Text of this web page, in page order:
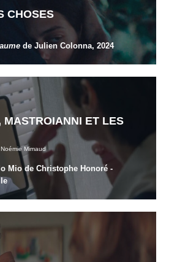
CHOSES
de Julien Colonna, 2024
MASTROIANNI ET LES
Noémie Mimaud
Mio de Christophe Honoré -